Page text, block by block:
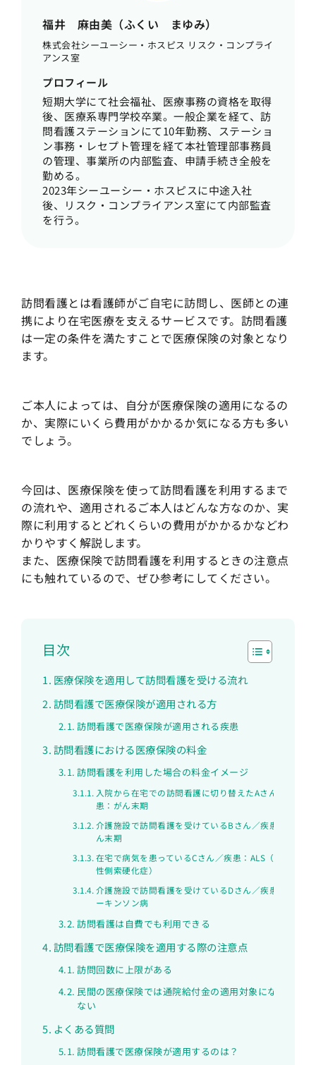
福井 麻由美（ふくい まゆみ）
株式会社シーユーシー・ホスピス リスク・コンプライ
アンス室
プロフィール
短期大学にて社会福祉、医療事務の資格を取得
後、医療系専門学校卒業。一般企業を経て、訪
問看護ステーションにて10年勤務、ステーショ
ン事務・レセプト管理を経て本社管理部事務員
の管理、事業所の内部監査、申請手続き全般を
勤める。
2023年シーユーシー・ホスピスに中途入社
後、リスク・コンプライアンス室にて内部監査
を行う。
訪問看護とは看護師がご自宅に訪問し、医師との連
携により在宅医療を支えるサービスです。訪問看護
は一定の条件を満たすことで医療保険の対象となり
ます。
ご本人によっては、自分が医療保険の適用になるの
か、実際にいくら費用がかかるか気になる方も多い
でしょう。
今回は、医療保険を使って訪問看護を利用するまで
の流れや、適用されるご本人はどんな方なのか、実
際に利用するとどれくらいの費用がかかるかなどわ
かりやすく解説します。
また、医療保険で訪問看護を利用するときの注意点
にも触れているので、ぜひ参考にしてください。
目次
医療保険を適用して訪問看護を受ける流れ
訪問看護で医療保険が適用される方
訪問看護で医療保険が適用される疾患
訪問看護における医療保険の料金
訪問看護を利用した場合の料金イメージ
入院から在宅での訪問看護に切り替えたAさん／疾
患：がん末期
介護施設で訪問看護を受けているBさん／疾患：が
ん末期
在宅で病気を患っているCさん／疾患：ALS（筋萎縮
性側索硬化症）
介護施設で訪問看護を受けているDさん／疾患：パ
ーキンソン病
訪問看護は自費でも利用できる
訪問看護で医療保険を適用する際の注意点
訪問回数に上限がある
民間の医療保険では通院給付金の適用対象になら
ない
よくある質問
訪問看護で医療保険が適用するのは？